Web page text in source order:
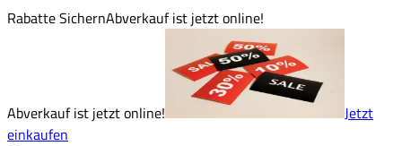
Rabatte SichernAbverkauf ist jetzt online!
Abverkauf ist jetzt online!
Jetzt
einkaufen